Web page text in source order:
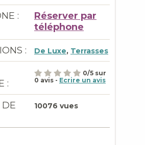
:
Réserver par
téléphone
: De Luxe, Terrasses
:
0/5 sur
0 avis - Ecrire un avis
10076 vues